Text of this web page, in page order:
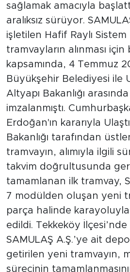
sağlamak amacıyla
aralıksız sürüyor.
işletilen Hafif Raylı Sistem
tramvayların alınması için
kapsamında, 4 Temmuz
Büyükşehir Belediyesi ile
Altyapı Bakanlığı
imzalanmıştı.
Erdoğan'ın kararıyla
Bakanlığı tarafından
tramvayın, alımıyla ilgili
takvim doğrultusunda
tamamlanan ilk tramvay,
7 modülden oluşan yeni
parça halinde
edildi. Tekkeköy
SAMULAŞ A.Ş.’ye ait
getirilen yeni tramvayın,
sürecinin